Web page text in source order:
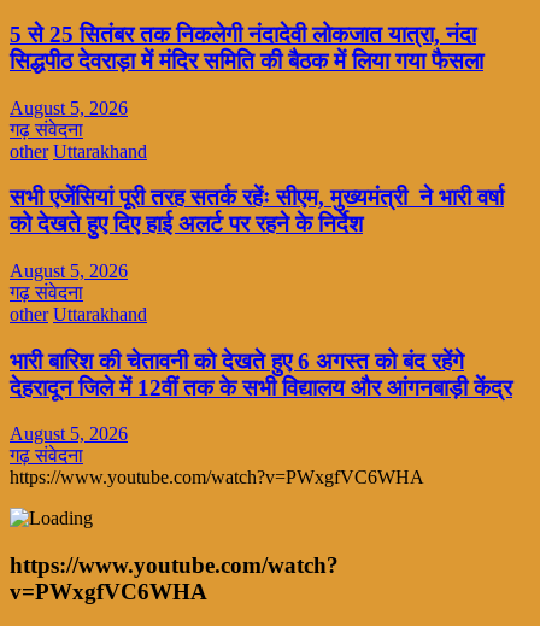
5 से 25 सितंबर तक निकलेगी नंदादेवी लोकजात यात्रा, नंदा
सिद्धपीठ देवराड़ा में मंदिर समिति की बैठक में लिया गया फैसला
August 5, 2026
गढ़ संवेदना
other Uttarakhand
सभी एजेंसियां पूरी तरह सतर्क रहेंः सीएम, मुख्यमंत्री ने भारी वर्षा
को देखते हुए दिए हाई अलर्ट पर रहने के निर्देश
August 5, 2026
गढ़ संवेदना
other Uttarakhand
भारी बारिश की चेतावनी को देखते हुए 6 अगस्त को बंद रहेंगे
देहरादून जिले में 12वीं तक के सभी विद्यालय और आंगनबाड़ी केंद्र
August 5, 2026
गढ़ संवेदना
https://www.youtube.com/watch?v=PWxgfVC6WHA
https://www.youtube.com/watch?
v=PWxgfVC6WHA